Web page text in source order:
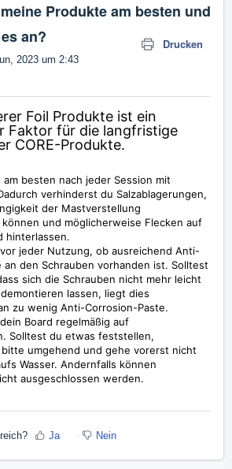
Produkte am besten und
an?
Drucken
2023 um 2:43
Foil Produkte ist ein
Faktor für die langfristige
CORE-Produkte.
am besten nach jeder Session mit
verhinderst du Salzablagerungen,
der Mastverstellung
und möglicherweise Flecken auf
hinterlassen.
jeder Nutzung, ob ausreichend Anti-
an den Schrauben vorhanden ist. Solltest
sich die Schrauben nicht mehr leicht
lassen, liegt dies
zu wenig Anti-Corrosion-Paste.
Board regelmäßig auf
Solltest du etwas feststellen,
umgehend und gehe vorerst nicht
Wasser. Andernfalls können
ausgeschlossen werden.
Ja Nein